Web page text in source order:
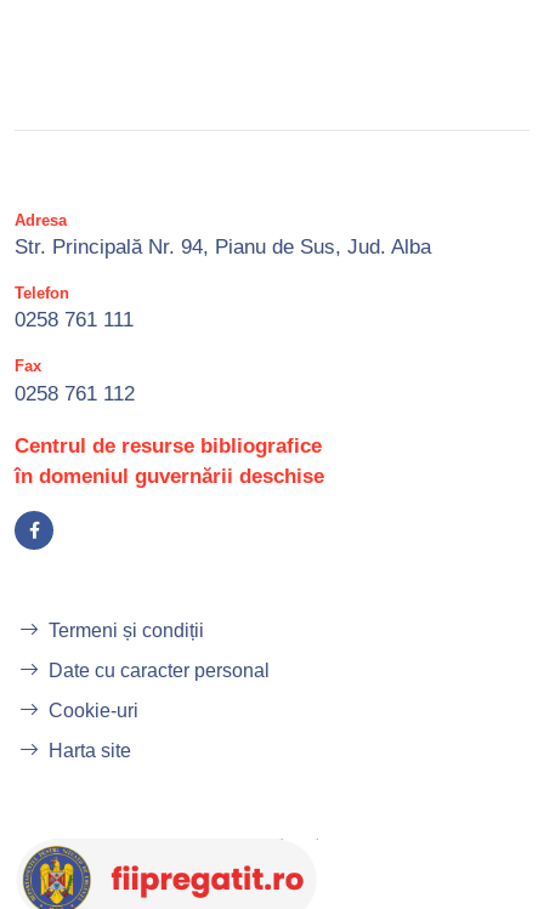
Adresa
Str. Principală Nr. 94, Pianu de Sus, Jud. Alba
Telefon
0258 761 111
Fax
0258 761 112
Centrul de resurse bibliografice
în domeniul guvernării deschise
Termeni și condiții
Date cu caracter personal
Cookie-uri
Harta site